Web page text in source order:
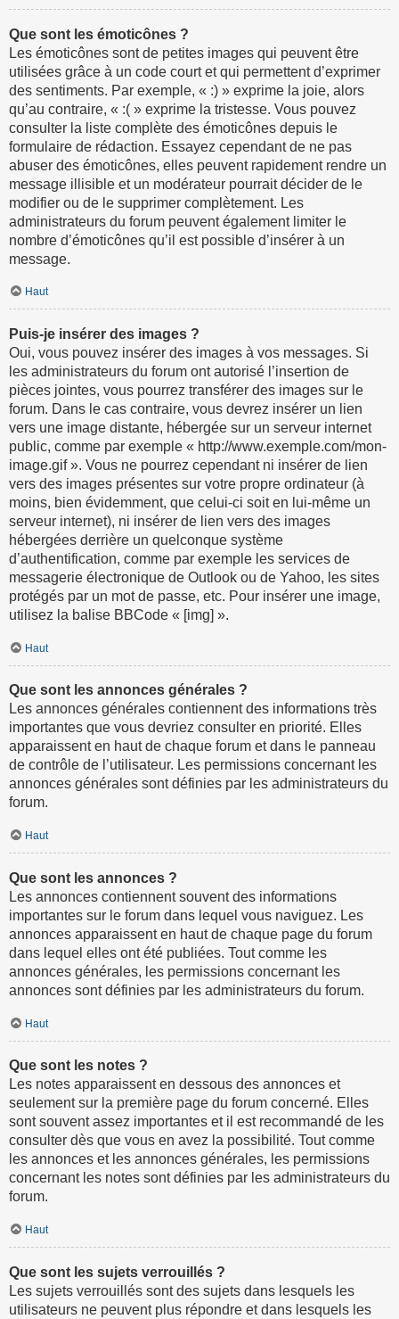
Que sont les émoticônes ?
Les émoticônes sont de petites images qui peuvent être
utilisées grâce à un code court et qui permettent d’exprimer
des sentiments. Par exemple, « :) » exprime la joie, alors
qu’au contraire, « :( » exprime la tristesse. Vous pouvez
consulter la liste complète des émoticônes depuis le
formulaire de rédaction. Essayez cependant de ne pas
abuser des émoticônes, elles peuvent rapidement rendre un
message illisible et un modérateur pourrait décider de le
modifier ou de le supprimer complètement. Les
administrateurs du forum peuvent également limiter le
nombre d’émoticônes qu’il est possible d’insérer à un
message.
Haut
Puis-je insérer des images ?
Oui, vous pouvez insérer des images à vos messages. Si
les administrateurs du forum ont autorisé l’insertion de
pièces jointes, vous pourrez transférer des images sur le
forum. Dans le cas contraire, vous devrez insérer un lien
vers une image distante, hébergée sur un serveur internet
public, comme par exemple « http://www.exemple.com/mon-
image.gif ». Vous ne pourrez cependant ni insérer de lien
vers des images présentes sur votre propre ordinateur (à
moins, bien évidemment, que celui-ci soit en lui-même un
serveur internet), ni insérer de lien vers des images
hébergées derrière un quelconque système
d’authentification, comme par exemple les services de
messagerie électronique de Outlook ou de Yahoo, les sites
protégés par un mot de passe, etc. Pour insérer une image,
utilisez la balise BBCode « [img] ».
Haut
Que sont les annonces générales ?
Les annonces générales contiennent des informations très
importantes que vous devriez consulter en priorité. Elles
apparaissent en haut de chaque forum et dans le panneau
de contrôle de l’utilisateur. Les permissions concernant les
annonces générales sont définies par les administrateurs du
forum.
Haut
Que sont les annonces ?
Les annonces contiennent souvent des informations
importantes sur le forum dans lequel vous naviguez. Les
annonces apparaissent en haut de chaque page du forum
dans lequel elles ont été publiées. Tout comme les
annonces générales, les permissions concernant les
annonces sont définies par les administrateurs du forum.
Haut
Que sont les notes ?
Les notes apparaissent en dessous des annonces et
seulement sur la première page du forum concerné. Elles
sont souvent assez importantes et il est recommandé de les
consulter dès que vous en avez la possibilité. Tout comme
les annonces et les annonces générales, les permissions
concernant les notes sont définies par les administrateurs du
forum.
Haut
Que sont les sujets verrouillés ?
Les sujets verrouillés sont des sujets dans lesquels les
utilisateurs ne peuvent plus répondre et dans lesquels les